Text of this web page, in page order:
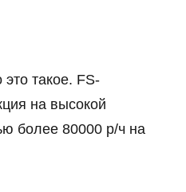
такое. FS-
на высокой
более 80000 р/ч на